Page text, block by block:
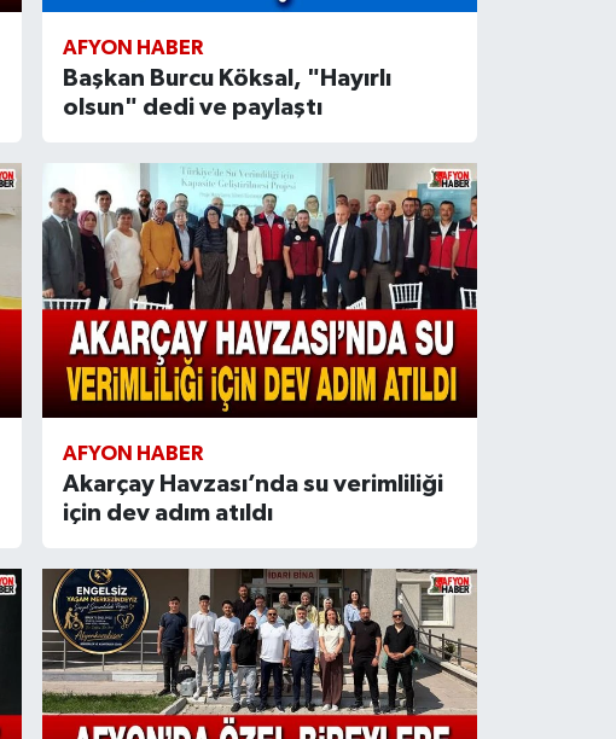
AFYON HABER
Başkan Burcu Köksal, "Hayırlı
olsun" dedi ve paylaştı
AFYON HABER
Akarçay Havzası’nda su verimliliği
için dev adım atıldı